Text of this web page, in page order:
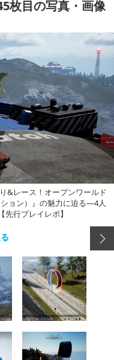
枚目の写真・画像
&レース！オープンワールド
ョン）』の魅力に迫る―4人
行プレイレポ】